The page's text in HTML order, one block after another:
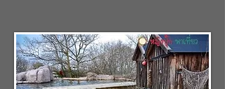
พิพิธภัณฑ์กลางแจ้ง Skansenเป็น
พิพิธภัณฑ์กลางแจ้งแห่งแรกใน
โลก ตั้งอยู่บนเกาะ Djurgarden